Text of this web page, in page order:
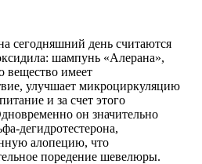
сегодняшний день считаются
шампунь «Алерана»,
вещество имеет
улучшает микроциркуляцию
и за счет этого
он значительно
дегидротестерона,
алопецию, что
поредение шевелюры.